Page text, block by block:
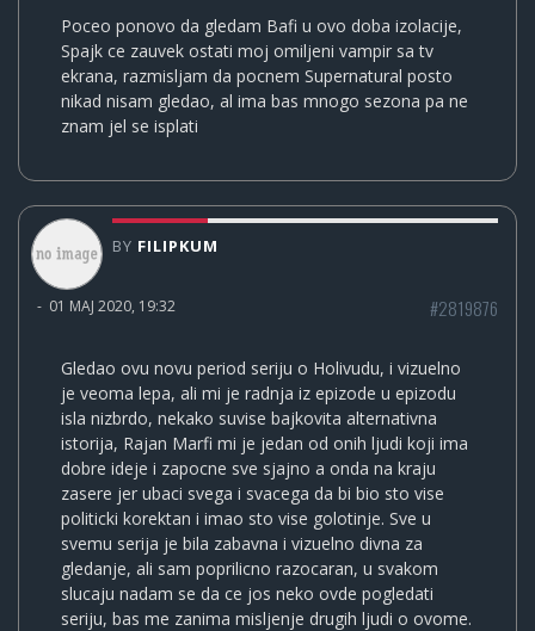
Poceo ponovo da gledam Bafi u ovo doba izolacije,
Spajk ce zauvek ostati moj omiljeni vampir sa tv
ekrana, razmisljam da pocnem Supernatural posto
nikad nisam gledao, al ima bas mnogo sezona pa ne
znam jel se isplati
BY FILIPKUM
- 01 MAJ 2020, 19:32 #2819876
Gledao ovu novu period seriju o Holivudu, i vizuelno
je veoma lepa, ali mi je radnja iz epizode u epizodu
isla nizbrdo, nekako suvise bajkovita alternativna
istorija, Rajan Marfi mi je jedan od onih ljudi koji ima
dobre ideje i zapocne sve sjajno a onda na kraju
zasere jer ubaci svega i svacega da bi bio sto vise
politicki korektan i imao sto vise golotinje. Sve u
svemu serija je bila zabavna i vizuelno divna za
gledanje, ali sam poprilicno razocaran, u svakom
slucaju nadam se da ce jos neko ovde pogledati
seriju, bas me zanima misljenje drugih ljudi o ovome.